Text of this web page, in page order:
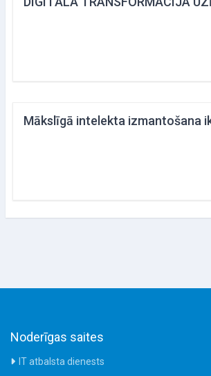
Mākslīgā intelekta izmantošana
Noderīgas saites
IT atbalsta dienests